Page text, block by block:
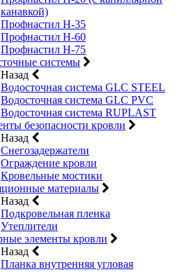
канавкой)
Профнастил Н-35
Профнастил Н-60
Профнастил Н-75
системы
Назад
Водосточная система GLC STEEL
Водосточная система GLC PVC
Водосточная система RUPLAST
безопасности кровли
Назад
Снегозадержатели
Ограждение кровли
Кровельные мостики
материалы
Назад
Подкровельная пленка
Утеплители
элементы кровли
Назад
Планка внутренняя угловая